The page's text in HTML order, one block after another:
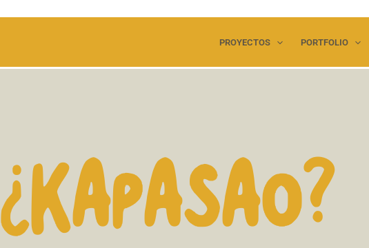
PROYECTOS PORTFOLIO
¿KAPASAO?